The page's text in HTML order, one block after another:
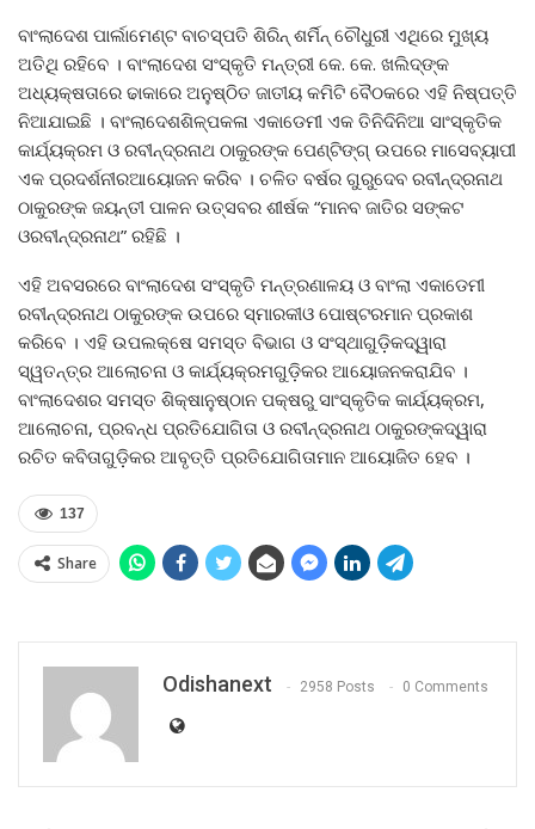
ବାଂଲାଦେଶ ପାର୍ଲାମେଣ୍ଟ ବାଚସ୍ପତି ଶିରିନ୍‍ ଶର୍ମିନ୍‍ ଚୌଧୁରୀ ଏଥିରେ ମୁଖ୍ୟ
ଅତିଥି ରହିବେ । ବାଂଲାଦେଶ ସଂସ୍କୃତି ମନ୍ତ୍ରୀ କେ. କେ. ଖଲିଦ୍‍ଙ୍କ
ଅଧ୍ୟକ୍ଷତାରେ ଢାକାରେ ଅନୁଷ୍ଠିତ ଜାତୀୟ କମିଟି ବୈଠକରେ ଏହି ନିଷ୍ପତ୍ତି
ନିଆଯାଇଛି । ବାଂଲାଦେଶଶିଳ୍ପକଳା ଏକାଡେମୀ ଏକ ତିନିଦିନିଆ ସାଂସ୍କୃତିକ
କାର୍ଯ୍ୟକ୍ରମ ଓ ରବୀନ୍ଦ୍ରନାଥ ଠାକୁରଙ୍କ ପେଣ୍ଟିଙ୍ଗ୍‍ ଉପରେ ମାସେବ୍ୟାପୀ
ଏକ ପ୍ରଦର୍ଶନୀରଆୟୋଜନ କରିବ । ଚଳିତ ବର୍ଷର ଗୁରୁଦେବ ରବୀନ୍ଦ୍ରନାଥ
ଠାକୁରଙ୍କ ଜୟନ୍ତୀ ପାଳନ ଉତ୍ସବର ଶୀର୍ଷକ “ମାନବ ଜାତିର ସଙ୍କଟ
ଓରବୀନ୍ଦ୍ରନାଥ” ରହିଛି ।
ଏହି ଅବସରରେ ବାଂଲାଦେଶ ସଂସ୍କୃତି ମନ୍ତ୍ରଣାଳୟ ଓ ବାଂଲା ଏକାଡେମୀ
ରବୀନ୍ଦ୍ରନାଥ ଠାକୁରଙ୍କ ଉପରେ ସ୍ମାରକୀଓ ପୋଷ୍ଟରମାନ ପ୍ରକାଶ
କରିବେ । ଏହି ଉପଲକ୍ଷେ ସମସ୍ତ ବିଭାଗ ଓ ସଂସ୍ଥାଗୁଡ଼ିକଦ୍ୱାରା
ସ୍ୱତନ୍ତ୍ର ଆଲୋଚନା ଓ କାର୍ଯ୍ୟକ୍ରମଗୁଡ଼ିକର ଆୟୋଜନକରାଯିବ ।
ବାଂଲାଦେଶର ସମସ୍ତ ଶିକ୍ଷାନୁଷ୍ଠାନ ପକ୍ଷରୁ ସାଂସ୍କୃତିକ କାର୍ଯ୍ୟକ୍ରମ,
ଆଲୋଚନା, ପ୍ରବନ୍ଧ ପ୍ରତିଯୋଗିତା ଓ ରବୀନ୍ଦ୍ରନାଥ ଠାକୁରଙ୍କଦ୍ୱାରା
ରଚିତ କବିତାଗୁଡ଼ିକର ଆବୃତ୍ତି ପ୍ରତିଯୋଗିତାମାନ ଆୟୋଜିତ ହେବ ।
137
Share
Odishanext 2958 Posts 0 Comments